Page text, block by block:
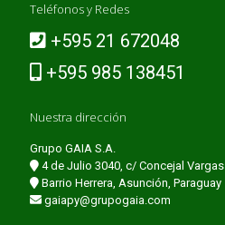
Teléfonos y Redes
+595 21 672048
+595 985 138451
Nuestra dirección
Grupo GAIA S.A.
4 de Julio 3040, c/ Concejal Vargas
Barrio Herrera, Asunción, Paraguay
gaiapy@grupogaia.com